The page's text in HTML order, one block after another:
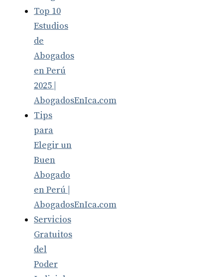
Top 10
Estudios
de
Abogados
en Perú
2025 |
AbogadosEnIca.com
Tips
para
Elegir un
Buen
Abogado
en Perú |
AbogadosEnIca.com
Servicios
Gratuitos
del
Poder